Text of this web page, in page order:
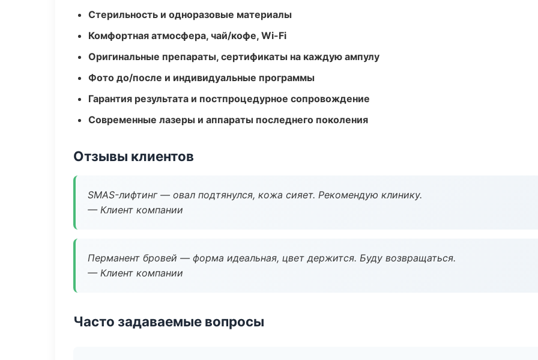
Стерильность и одноразовые материалы
Комфортная атмосфера, чай/кофе, Wi-Fi
Оригинальные препараты, сертификаты на каждую ампулу
Фото до/после и индивидуальные программы
Гарантия результата и постпроцедурное сопровождение
Современные лазеры и аппараты последнего поколения
Отзывы клиентов
SMAS-лифтинг — овал подтянулся, кожа сияет. Рекомендую клинику.
— Клиент компании
Перманент бровей — форма идеальная, цвет держится. Буду возвращаться.
— Клиент компании
Часто задаваемые вопросы